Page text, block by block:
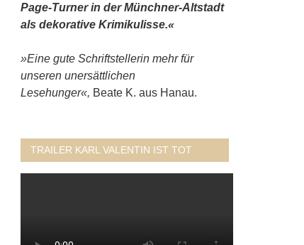
Page-Turner in der Münchner-Altstadt
als dekorative Krimikulisse.«
»Eine gute Schriftstellerin mehr für
unseren unersättlichen
Lesehunger«, Beate K. aus Hanau.
TRAILER KARL VALENTIN IST TOT